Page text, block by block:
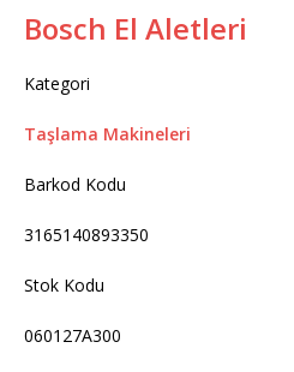
Bosch El Aletleri
Kategori
Taşlama Makineleri
Barkod Kodu
3165140893350
Stok Kodu
060127A300